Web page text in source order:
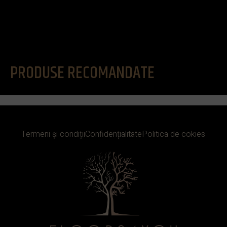
PRODUSE RECOMANDATE
Termeni și condițiiConfidențialitatePolitica de cokies